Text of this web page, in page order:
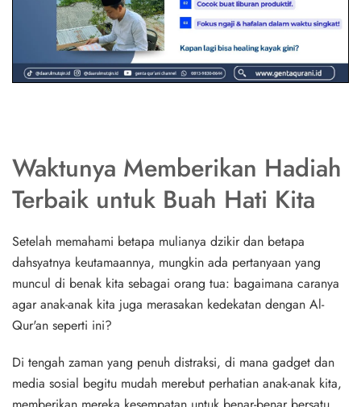
Waktunya Memberikan Hadiah
Terbaik untuk Buah Hati Kita
Setelah memahami betapa mulianya dzikir dan betapa
dahsyatnya keutamaannya, mungkin ada pertanyaan yang
muncul di benak kita sebagai orang tua: bagaimana caranya
agar anak-anak kita juga merasakan kedekatan dengan Al-
Qur'an seperti ini?
Di tengah zaman yang penuh distraksi, di mana gadget dan
media sosial begitu mudah merebut perhatian anak-anak kita,